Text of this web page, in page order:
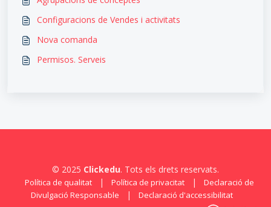
Configuracions de Vendes i activitats
Nova comanda
Permisos. Serveis
© 2025 Clickedu. Tots els drets reservats.
Política de qualitat | Política de privacitat |
Declaració de
Divulgació Responsable
| Declaració d'accessibilitat